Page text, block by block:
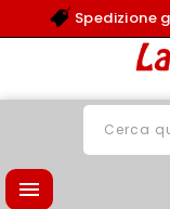
Spedizione
